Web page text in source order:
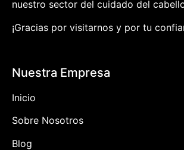
nuestro sector del cuidado del
¡Gracias por visitarnos y por tu
Nuestra Empresa
Inicio
Sobre Nosotros
Blog